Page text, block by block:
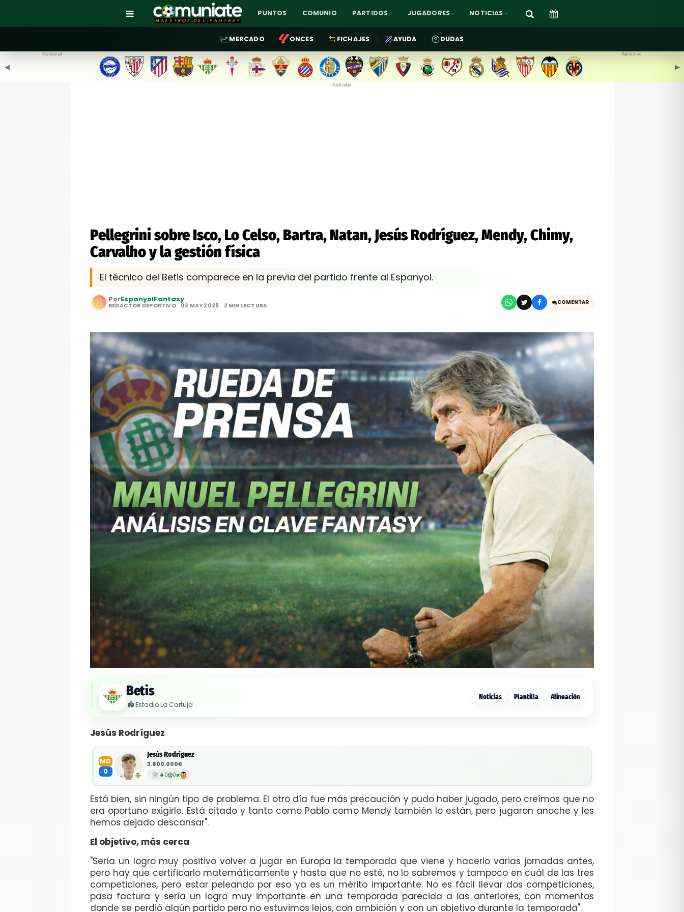
PUNTOS COMUNIO PARTIDOS JUGADORES NOTICIAS
MERCADO ONCES FICHAJES AYUDA DUDAS
◀︎ ▶︎
Publicidad Publicidad
Publicidad
Pellegrini sobre Isco, Lo Celso, Bartra, Natan, Jesús Rodríguez, Mendy, Chimy,
Carvalho y la gestión física
El técnico del Betis comparece en la previa del partido frente al Espanyol.
PorEspanyolFantasy
REDACTOR DEPORTIVO 03 MAY 2025 2 MIN LECTURA COMENTAR
Betis
🏟️Estadio La Cartuja
Noticias Plantilla Alineación
Jesús Rodríguez
MD
0
Jesús Rodríguez
3.800.000€
0 0
Está bien, sin ningún tipo de problema. El otro día fue más precaución y pudo haber jugado, pero creímos que no
era oportuno exigirle. Está citado y tanto como Pablo como Mendy también lo están, pero jugaron anoche y les
hemos dejado descansar".
El objetivo, más cerca
"Sería un logro muy positivo volver a jugar en Europa la temporada que viene y hacerlo varias jornadas antes,
pero hay que certificarlo matemáticamente y hasta que no esté, no lo sabremos y tampoco en cuál de las tres
competiciones, pero estar peleando por eso ya es un mérito importante. No es fácil llevar dos competiciones,
pasa factura y sería un logro muy importante en una temporada parecida a las anteriores, con momentos
donde se perdió algún partido pero no estuvimos lejos, con ambición y con un objetivo durante la temporada".